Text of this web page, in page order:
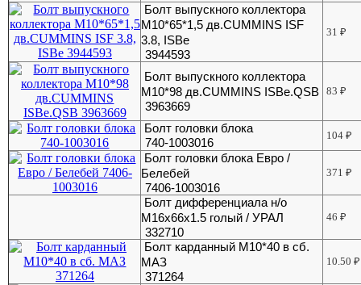
Болт выпускного коллектора
М10*65*1,5 дв.CUMMINS ISF
3.8, ISBe
3944593
31₽
Болт выпускного коллектора
М10*98 дв.CUMMINS ISBe.QSB
3963669
83₽
Болт головки блока
740-1003016
104₽
Болт головки блока Евро /
Белебей
7406-1003016
371₽
Болт дифференциала н/о
М16х66х1.5 голый / УРАЛ
332710
46₽
Болт карданный М10*40 в сб.
МАЗ
371264
10.50₽